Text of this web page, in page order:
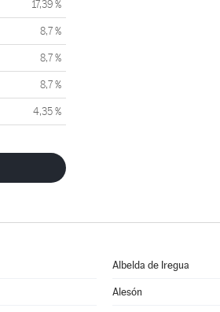
17,39 %
8,7 %
8,7 %
8,7 %
4,35 %
Albelda de Iregua
Alesón